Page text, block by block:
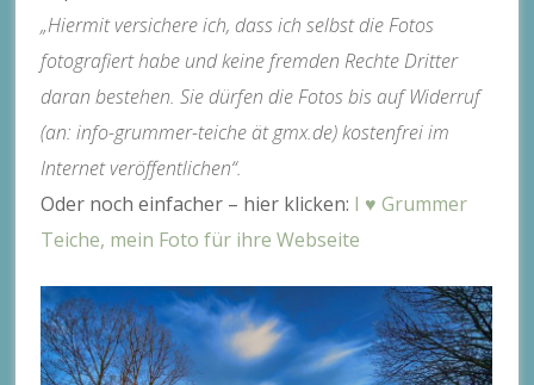
„Hiermit versichere ich, dass ich selbst die Fotos
fotografiert habe und keine fremden Rechte Dritter
daran bestehen. Sie dürfen die Fotos bis auf Widerruf
(an: info-grummer-teiche ät gmx.de) kostenfrei im
Internet veröffentlichen“.
Oder noch einfacher – hier klicken: I ♥ Grummer
Teiche, mein Foto für ihre Webseite